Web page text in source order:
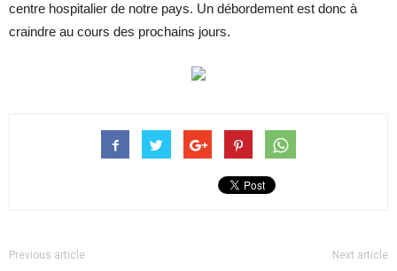
centre hospitalier de notre pays. Un débordement est donc à
craindre au cours des prochains jours.
Previous article Next article